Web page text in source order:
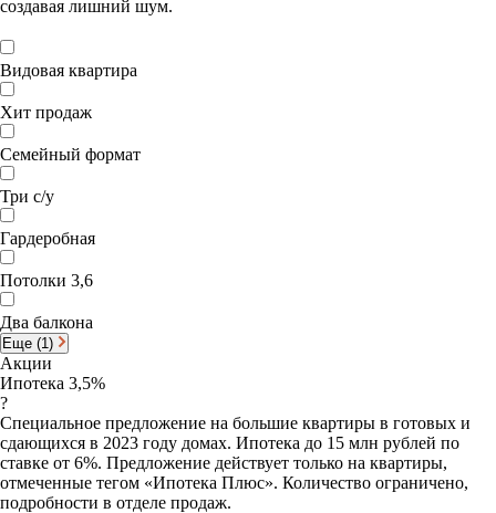
создавая лишний шум.
Видовая квартира
Хит продаж
Семейный формат
Три с/у
Гардеробная
Потолки 3,6
Два балкона
Еще (1)
Акции
Ипотека 3,5%
?
Специальное предложение на большие квартиры в готовых и
сдающихся в 2023 году домах. Ипотека до 15 млн рублей по
ставке от 6%. Предложение действует только на квартиры,
отмеченные тегом «Ипотека Плюс». Количество ограничено,
подробности в отделе продаж.